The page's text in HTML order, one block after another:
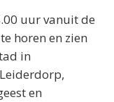
uur vanuit de
horen en zien
in
en